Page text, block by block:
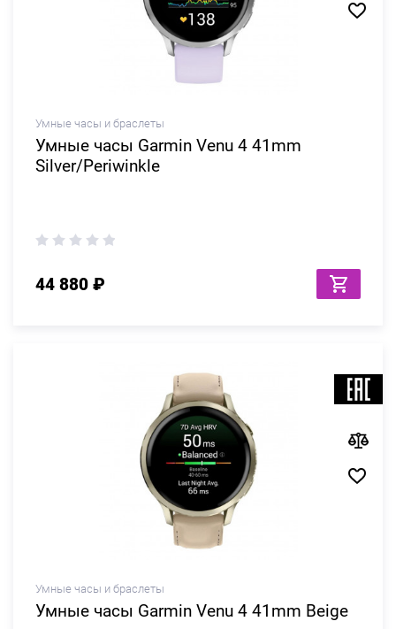
Умные часы и браслеты
Умные часы Garmin Venu 4 41mm
Silver/Periwinkle
44 880 ₽
Умные часы и браслеты
Умные часы Garmin Venu 4 41mm Beige